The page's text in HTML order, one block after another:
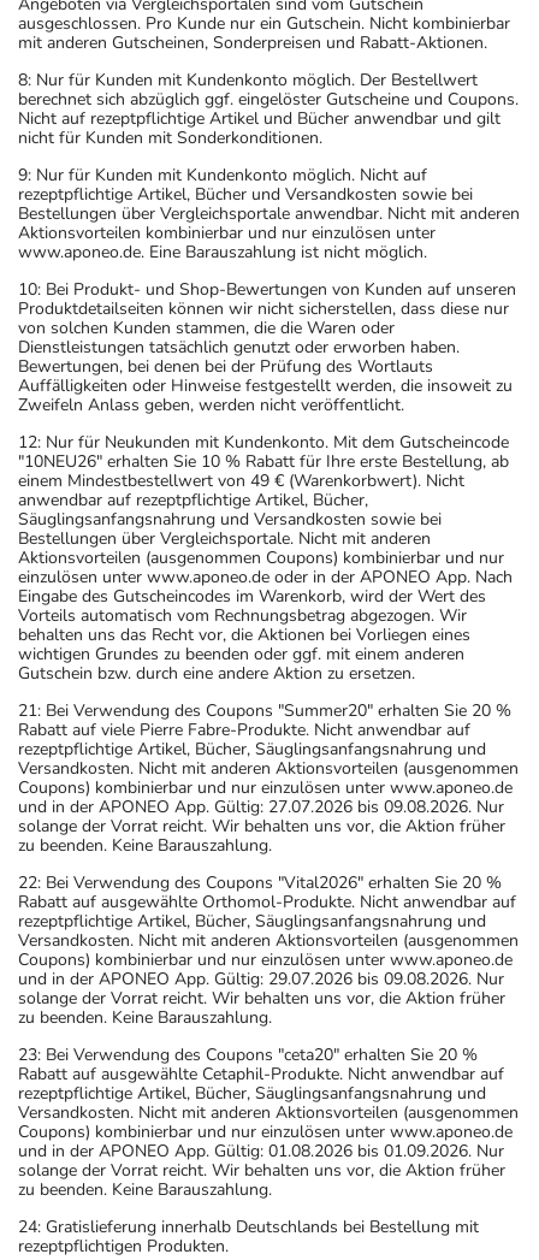
Angeboten via Vergleichsportalen sind vom Gutschein
ausgeschlossen. Pro Kunde nur ein Gutschein. Nicht kombinierbar
mit anderen Gutscheinen, Sonderpreisen und Rabatt-Aktionen.
8: Nur für Kunden mit Kundenkonto möglich. Der Bestellwert
berechnet sich abzüglich ggf. eingelöster Gutscheine und Coupons.
Nicht auf rezeptpflichtige Artikel und Bücher anwendbar und gilt
nicht für Kunden mit Sonderkonditionen.
9: Nur für Kunden mit Kundenkonto möglich. Nicht auf
rezeptpflichtige Artikel, Bücher und Versandkosten sowie bei
Bestellungen über Vergleichsportale anwendbar. Nicht mit anderen
Aktionsvorteilen kombinierbar und nur einzulösen unter
www.aponeo.de. Eine Barauszahlung ist nicht möglich.
10: Bei Produkt- und Shop-Bewertungen von Kunden auf unseren
Produktdetailseiten können wir nicht sicherstellen, dass diese nur
von solchen Kunden stammen, die die Waren oder
Dienstleistungen tatsächlich genutzt oder erworben haben.
Bewertungen, bei denen bei der Prüfung des Wortlauts
Auffälligkeiten oder Hinweise festgestellt werden, die insoweit zu
Zweifeln Anlass geben, werden nicht veröffentlicht.
12: Nur für Neukunden mit Kundenkonto. Mit dem Gutscheincode
"10NEU26" erhalten Sie 10 % Rabatt für Ihre erste Bestellung, ab
einem Mindestbestellwert von 49 € (Warenkorbwert). Nicht
anwendbar auf rezeptpflichtige Artikel, Bücher,
Säuglingsanfangsnahrung und Versandkosten sowie bei
Bestellungen über Vergleichsportale. Nicht mit anderen
Aktionsvorteilen (ausgenommen Coupons) kombinierbar und nur
einzulösen unter www.aponeo.de oder in der APONEO App. Nach
Eingabe des Gutscheincodes im Warenkorb, wird der Wert des
Vorteils automatisch vom Rechnungsbetrag abgezogen. Wir
behalten uns das Recht vor, die Aktionen bei Vorliegen eines
wichtigen Grundes zu beenden oder ggf. mit einem anderen
Gutschein bzw. durch eine andere Aktion zu ersetzen.
21: Bei Verwendung des Coupons "Summer20" erhalten Sie 20 %
Rabatt auf viele Pierre Fabre-Produkte. Nicht anwendbar auf
rezeptpflichtige Artikel, Bücher, Säuglingsanfangsnahrung und
Versandkosten. Nicht mit anderen Aktionsvorteilen (ausgenommen
Coupons) kombinierbar und nur einzulösen unter www.aponeo.de
und in der APONEO App. Gültig: 27.07.2026 bis 09.08.2026. Nur
solange der Vorrat reicht. Wir behalten uns vor, die Aktion früher
zu beenden. Keine Barauszahlung.
22: Bei Verwendung des Coupons "Vital2026" erhalten Sie 20 %
Rabatt auf ausgewählte Orthomol-Produkte. Nicht anwendbar auf
rezeptpflichtige Artikel, Bücher, Säuglingsanfangsnahrung und
Versandkosten. Nicht mit anderen Aktionsvorteilen (ausgenommen
Coupons) kombinierbar und nur einzulösen unter www.aponeo.de
und in der APONEO App. Gültig: 29.07.2026 bis 09.08.2026. Nur
solange der Vorrat reicht. Wir behalten uns vor, die Aktion früher
zu beenden. Keine Barauszahlung.
23: Bei Verwendung des Coupons "ceta20" erhalten Sie 20 %
Rabatt auf ausgewählte Cetaphil-Produkte. Nicht anwendbar auf
rezeptpflichtige Artikel, Bücher, Säuglingsanfangsnahrung und
Versandkosten. Nicht mit anderen Aktionsvorteilen (ausgenommen
Coupons) kombinierbar und nur einzulösen unter www.aponeo.de
und in der APONEO App. Gültig: 01.08.2026 bis 01.09.2026. Nur
solange der Vorrat reicht. Wir behalten uns vor, die Aktion früher
zu beenden. Keine Barauszahlung.
24: Gratislieferung innerhalb Deutschlands bei Bestellung mit
rezeptpflichtigen Produkten.